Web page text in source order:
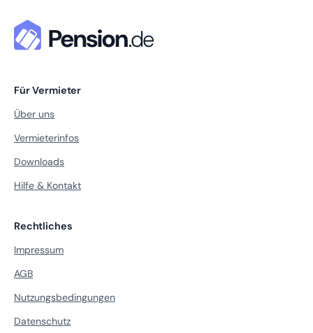
Für Vermieter
Über uns
Vermieterinfos
Downloads
Hilfe & Kontakt
Rechtliches
Impressum
AGB
Nutzungsbedingungen
Datenschutz